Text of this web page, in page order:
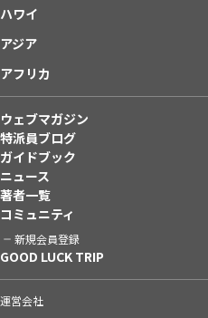
ハワイ
アジア
アフリカ
ウェブマガジン
特派員ブログ
ガイドブック
ニュース
著者一覧
コミュニティ
新規会員登録
GOOD LUCK TRIP
運営会社